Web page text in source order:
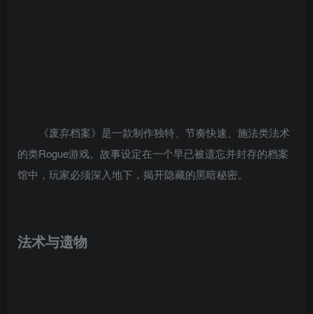
《废弃档案》是一款制作独特、节奏快速、施法类法术
的类Rogue游戏。故事设定在一个早已被遗忘并封存的档案
馆中，玩家必须深入地下，揭开隐藏的黑暗秘密。
法术与遗物